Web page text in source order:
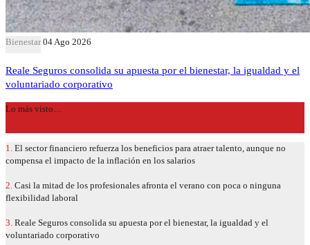
Bienestar 04 Ago 2026
Reale Seguros consolida su apuesta por el bienestar, la igualdad y el
voluntariado corporativo
Lo más visto…
1. El sector financiero refuerza los beneficios para atraer talento, aunque no
compensa el impacto de la inflación en los salarios
2. Casi la mitad de los profesionales afronta el verano con poca o ninguna
flexibilidad laboral
3. Reale Seguros consolida su apuesta por el bienestar, la igualdad y el
voluntariado corporativo